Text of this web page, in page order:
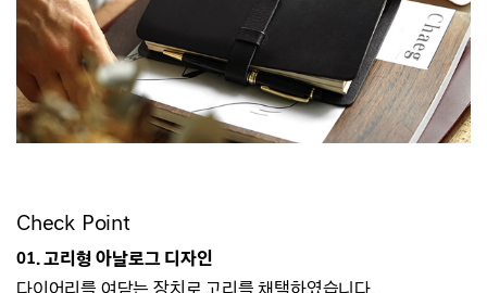
Check Point
01.고리형 아날로그 디자인
다이어리를 여닫는 장치로 고리를 채택하였습니다.